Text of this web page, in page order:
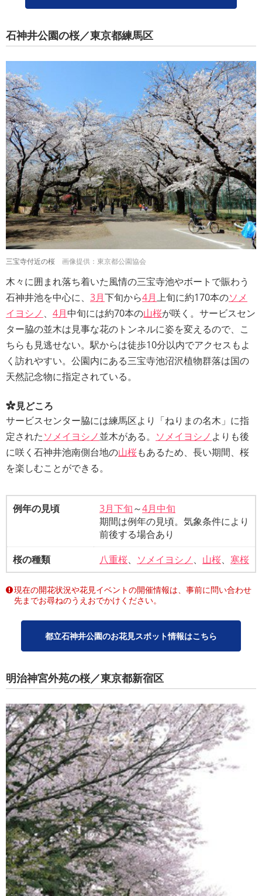
石神井公園の桜／東京都練馬区
三宝寺付近の桜 画像提供：東京都公園協会
木々に囲まれ落ち着いた風情の三宝寺池やボートで賑わう
石神井池を中心に、 3月下旬から4月上旬に約170本のソメ
イヨシノ 、 4月中旬には約70本の山桜が咲く。サービスセン
ター脇の並木は見事な花のトンネルに姿を変えるので、こ
ちらも見逃せない。駅からは徒歩10分以内でアクセスもよ
く訪れやすい。公園内にある三宝寺池沼沢植物群落は国の
天然記念物に指定されている。
見どころ
サービスセンター脇には練馬区より「ねりまの名木」に指
定されたソメイヨシノ並木がある。 ソメイヨシノ よりも後
に咲く石神井池南側台地の山桜もあるため、長い期間、桜
を楽しむことができる。
例年の見頃 3月下旬～4月中旬
期間は例年の見頃。気象条件により
前後する場合あり
桜の種類
八重桜、 ソメイヨシノ 、 山桜、 寒桜
現在の開花状況や花見イベントの開催情報は、事前に問い合わせ
先までお尋ねのうえおでかけください。
都立石神井公園のお花見スポット情報はこちら
明治神宮外苑の桜／東京都新宿区